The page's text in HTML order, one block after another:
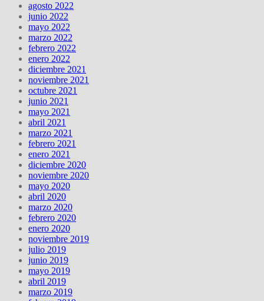
agosto 2022
junio 2022
mayo 2022
marzo 2022
febrero 2022
enero 2022
diciembre 2021
noviembre 2021
octubre 2021
junio 2021
mayo 2021
abril 2021
marzo 2021
febrero 2021
enero 2021
diciembre 2020
noviembre 2020
mayo 2020
abril 2020
marzo 2020
febrero 2020
enero 2020
noviembre 2019
julio 2019
junio 2019
mayo 2019
abril 2019
marzo 2019